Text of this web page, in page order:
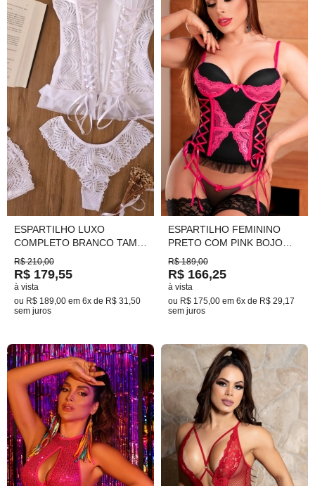
ESPARTILHO LUXO
COMPLETO BRANCO TAM.:
P,M,G,GG REF.:418
R$ 210,00
R$ 179,55
à vista
ou R$ 189,00 em 6x de R$ 31,50
sem juros
ESPARTILHO FEMININO
PRETO COM PINK BOJO
SOFT CALCINHA SEXY Ref.:
00611 TAM. M(42)
R$ 189,00
R$ 166,25
à vista
ou R$ 175,00 em 6x de R$ 29,17
sem juros